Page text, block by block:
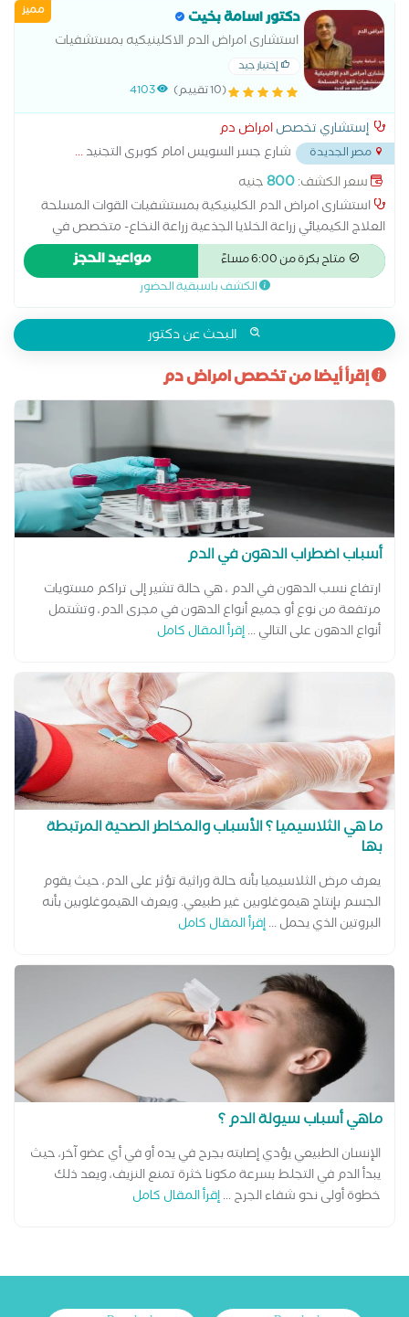
مميز دكتور اسامة بخيت
استشارى امراض الدم الاكلينيكيه بمستشفيات
القوات المسلحة
إختيار جيد
(10 تقييم) 4103
إستشاري تخصصامراض دم
مصر الجديدة شارع جسر السويس امام كوبرى التجنيد...
سعر الكشف:800جنيه
استشارى امراض الدم الكلينيكية بمستشفيات القوات المسلحة
العلاج الكيميائي زراعة الخلايا الجذعية زراعة النخاع- متخصص في
جميع حالات امراض الدم والانيميا ونقص المناعه والنزيف والتجلط
زياده كرات الدم الحمراء والصفاءح الدمويه _ وتكسير المناعي
لمكونات الدم - حالات سرطان الدم
متاح بكرة من 6:00 مساءً مواعيد الحجز
الكشف باسبقية الحضور
البحث عن دكتور
إقرأ أيضا من تخصص امراض دم
أسباب اضطراب الدهون في الدم
ارتفاع نسب الدهون في الدم ، هي حالة تشير إلى تراكم مستويات
مرتفعة من نوع أو جميع أنواع الدهون في مجرى الدم، وتشتمل
أنواع الدهون على التالي ...إقرأ المقال كامل
ما هي الثلاسيميا ؟ الأسباب والمخاطر الصحية المرتبطة
بها
يعرف مرض الثلاسيميا بأنه حالة وراثية تؤثر على الدم، حيث يقوم
الجسم بإنتاج هيموغلوبين غير طبيعي. ويعرف الهيموغلوبين بأنه
البروتين الذي يحمل ...إقرأ المقال كامل
ماهي أسباب سيولة الدم ؟
الإنسان الطبيعي يؤدي إصابته بجرح في يده أو في أي عضو آخر، حيث
يبدأ الدم في التجلط بسرعة مكونا خثرة تمنع النزيف، ويعد ذلك
خطوة أولى نحو شفاء الجرح ...إقرأ المقال كامل